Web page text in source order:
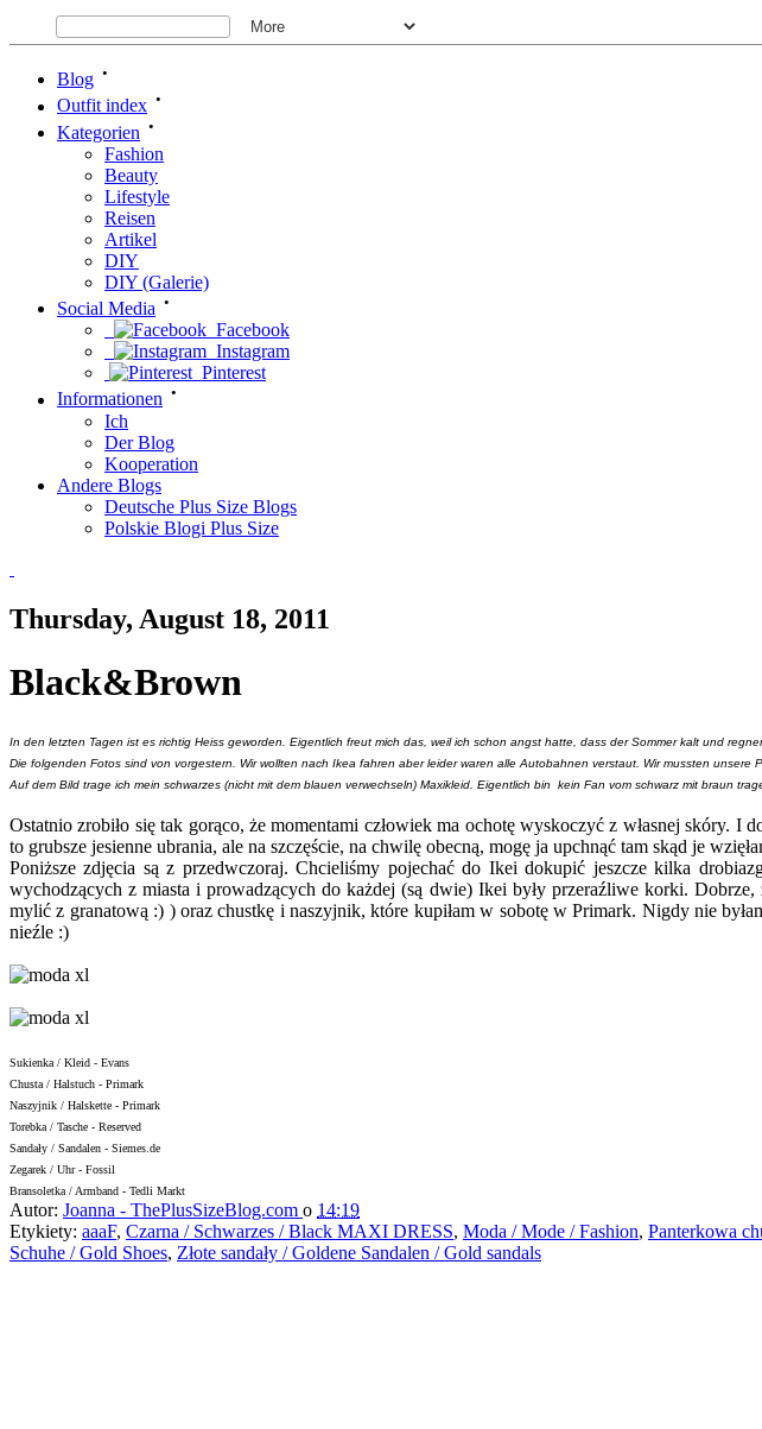
Blog •
Outfit index •
Kategorien •
Fashion
Beauty
Lifestyle
Reisen
Artikel
DIY
DIY (Galerie)
Social Media •
Facebook
Instagram
Pinterest
Informationen •
Ich
Der Blog
Kooperation
Andere Blogs
Deutsche Plus Size Blogs
Polskie Blogi Plus Size
Thursday, August 18, 2011
Black&Brown
In den letzten Tagen ist es richtig Heiss geworden. Eigentlich freut mich das, weil ich schon angst hatte, dass der Sommer kalt und
Die folgenden Fotos sind von vorgestern. Wir wollten nach Ikea fahren aber leider waren alle Autobahnen verstaut. Wir mussten unsere
Auf dem Bild trage ich mein schwarzes (nicht mit dem blauen verwechseln) Maxikleid. Eigentlich bin kein Fan vom schwarz mit braun
Ostatnio zrobiło się tak gorąco, że momentami człowiek ma ochotę wyskoczyć z własnej skóry.
to grubsze jesienne ubrania, ale na szczęście, na chwilę obecną, mogę ja upchnąć tam skąd je
Poniższe zdjęcia są z przedwczoraj. Chcieliśmy pojechać do Ikei dokupić jeszcze kilka
wychodzących z miasta i prowadzących do każdej (są dwie) Ikei były przeraźliwe korki.
mylić z granatową :) ) oraz chustkę i naszyjnik, które kupiłam w sobotę w Primark. Nigdy nie
nieźle :)
Sukienka / Kleid - Evans
Chusta / Halstuch - Primark
Naszyjnik / Halskette - Primark
Torebka / Tasche - Reserved
Sandały / Sandalen - Siemes.de
Zegarek / Uhr - Fossil
Bransoletka / Armband - Tedli Markt
Autor: Joanna - ThePlusSizeBlog.com o 14:19
Etykiety: aaaF, Czarna / Schwarzes / Black MAXI DRESS, Moda / Mode / Fashion, Panterkowa
Schuhe / Gold Shoes, Złote sandały / Goldene Sandalen / Gold sandals